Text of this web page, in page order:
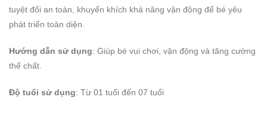
tuyệt đối an toàn, khuyến khích khả năng vận động để bé yêu
phát triển toàn diện.
Hướng dẫn sử dụng: Giúp bé vui chơi, vận động và tăng cường
thể chất.
Độ tuổi sử dụng: Từ 01 tuổi đến 07 tuổi